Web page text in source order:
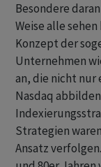
Besondere
Weise alle
Konzept der
Unternehmen
an, die nicht nur
Nasdaq
Strategien
Ansatz